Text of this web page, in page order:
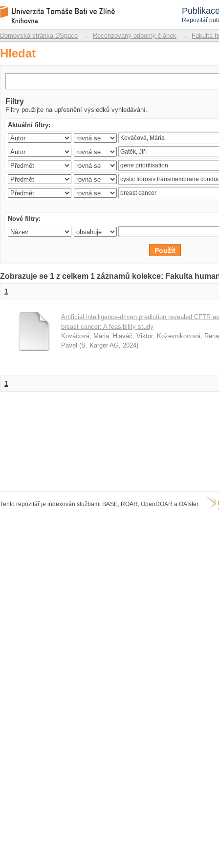
Repozitář
Hledat
Repozitář DSpace/Manakin
Domovská stránka DSpace → Recenzovaný odborný článek → Fakulta
Hledat
Filtry
Filtry použijte na upřesnění výsledků vyhledávání.
Aktuální filtry:
Nové filtry:
Zobrazuje se 1 z celkem 1 záznamů kolekce: Fakulta
1
Artificial intelligence-driven prediction revealed CFTR
breast cancer: A feasibility study
Kováčová, Mária; Hlaváč, Viktor; Koževnikovová,
Pavel (S. Karger AG, 2024)
1
Tento repozitář je indexován službami BASE, ROAR, OpenDOAR a OAIster.